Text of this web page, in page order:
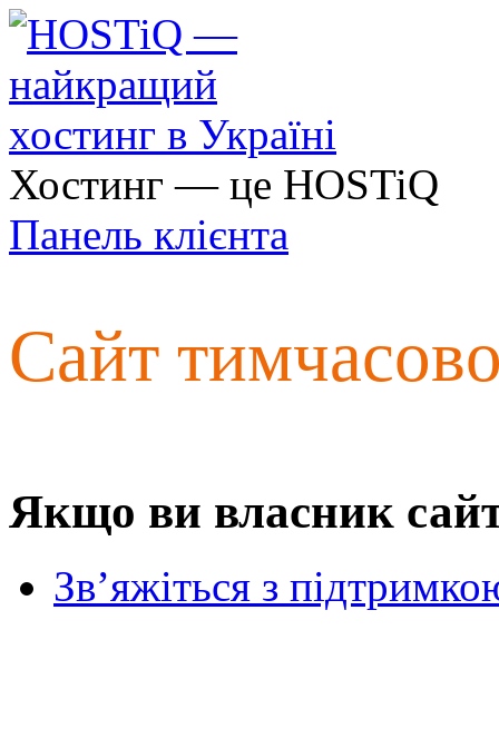
Хостинг — це HOSTiQ
Панель клієнта
Сайт
Якщо ви власник
Зв’яжіться з